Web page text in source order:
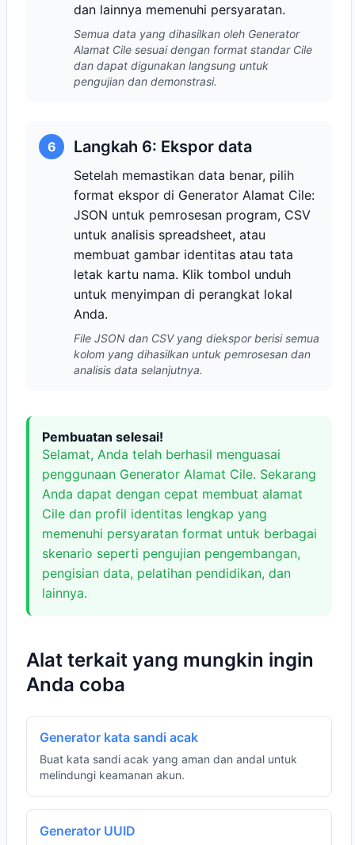
dan lainnya memenuhi persyaratan.
Semua data yang dihasilkan oleh Generator
Alamat Cile sesuai dengan format standar Cile
dan dapat digunakan langsung untuk
pengujian dan demonstrasi.
6 Langkah 6: Ekspor data
Setelah memastikan data benar, pilih
format ekspor di Generator Alamat Cile:
JSON untuk pemrosesan program, CSV
untuk analisis spreadsheet, atau
membuat gambar identitas atau tata
letak kartu nama. Klik tombol unduh
untuk menyimpan di perangkat lokal
Anda.
File JSON dan CSV yang diekspor berisi semua
kolom yang dihasilkan untuk pemrosesan dan
analisis data selanjutnya.
Pembuatan selesai!
Selamat, Anda telah berhasil menguasai
penggunaan Generator Alamat Cile. Sekarang
Anda dapat dengan cepat membuat alamat
Cile dan profil identitas lengkap yang
memenuhi persyaratan format untuk berbagai
skenario seperti pengujian pengembangan,
pengisian data, pelatihan pendidikan, dan
lainnya.
Alat terkait yang mungkin ingin
Anda coba
Generator kata sandi acak
Buat kata sandi acak yang aman dan andal untuk
melindungi keamanan akun.
Generator UUID